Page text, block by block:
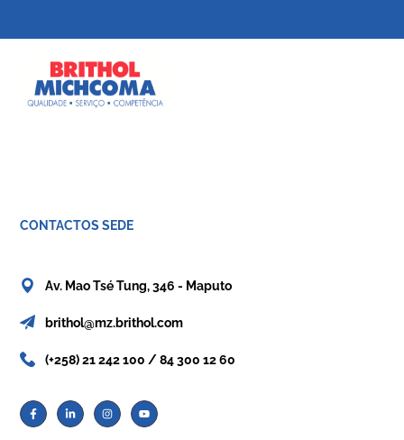
CONTACTOS SEDE
Av. Mao Tsé Tung, 346 - Maputo
brithol@mz.brithol.com
(+258) 21 242 100 / 84 300 12 60